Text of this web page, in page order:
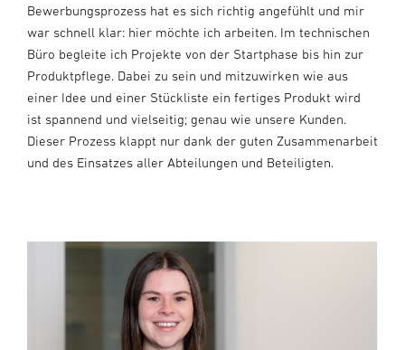
Bewerbungsprozess hat es sich richtig angefühlt und mir
war schnell klar: hier möchte ich arbeiten. Im technischen
Büro begleite ich Projekte von der Startphase bis hin zur
Produktpflege. Dabei zu sein und mitzuwirken wie aus
einer Idee und einer Stückliste ein fertiges Produkt wird
ist spannend und vielseitig; genau wie unsere Kunden.
Dieser Prozess klappt nur dank der guten Zusammenarbeit
und des Einsatzes aller Abteilungen und Beteiligten.